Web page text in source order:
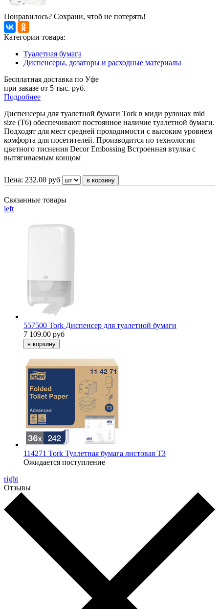
Понравилось? Сохрани, чтоб не потерять!
Категории товара:
Туалетная бумага
Диспенсеры, дозаторы и расходные материалы
Бесплатная доставка по Уфе
при заказе от 5 тыс. руб.
Подробнее
Диспенсеры для туалетной бумаги Tork в миди рулонах mid
size (T6) обеспечивают постоянное наличие туалетной бумаги.
Подходят для мест средней проходимости с высоким уровнем
комфорта для посетителей. Производится по технологии
цветного тиснения Decor Embossing Встроенная втулка с
вытягиваемым концом
Цена: 232.00 руб
Связанные товары
left
557500 Tork Диспенсер для туалетной бумаги
7 109.00 руб
114271 Tork Туалетная бумага листовая Т3
Ожидается поступление
right
Отзывы